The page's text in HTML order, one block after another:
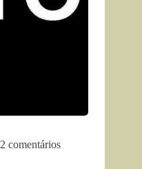
2 comentários